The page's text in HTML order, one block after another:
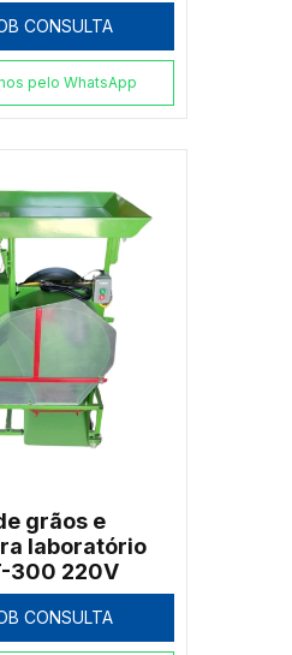
CONSULTA
pelo WhatsApp
grãos e
laboratório
300 220V
CONSULTA